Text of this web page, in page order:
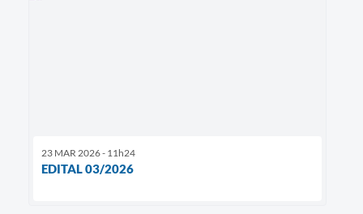
23 MAR 2026 - 11h24
EDITAL 03/2026